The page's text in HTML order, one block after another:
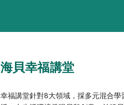
海貝幸福講堂
幸福講堂針對8大領域，採多元混合